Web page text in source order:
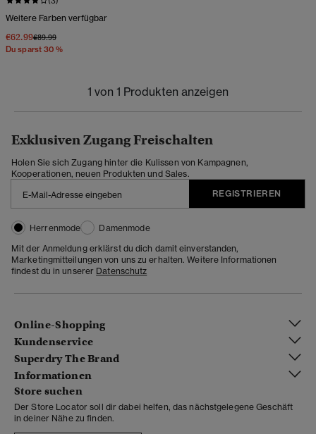
Weitere Farben verfügbar
€62.99Preis wurde reduziert von
€89.99bis
Du sparst 30 %
1 von 1 Produkten anzeigen
Exklusiven Zugang Freischalten
Holen Sie sich Zugang hinter die Kulissen von Kampagnen,
Kooperationen, neuen Produkten und Sales.
REGISTRIEREN
Herrenmode
Damenmode
Mit der Anmeldung erklärst du dich damit einverstanden,
Marketingmitteilungen von uns zu erhalten. Weitere Informationen
findest du in unserer Datenschutz
Online-Shopping
Kundenservice
Superdry The Brand
Informationen
Store suchen
Der Store Locator soll dir dabei helfen, das nächstgelegene Geschäft
in deiner Nähe zu finden.